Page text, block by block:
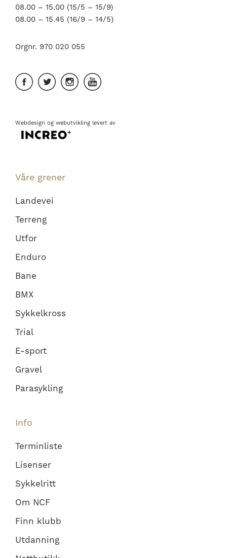
08.00 – 15.00 (15/5 – 15/9)
08.00 – 15.45 (16/9 – 14/5)
Orgnr. 970 020 055
Webdesign og webutvikling levert av
Våre grener
Landevei
Terreng
Utfor
Enduro
Bane
BMX
Sykkelkross
Trial
E-sport
Gravel
Parasykling
Info
Terminliste
Lisenser
Sykkelritt
Om NCF
Finn klubb
Utdanning